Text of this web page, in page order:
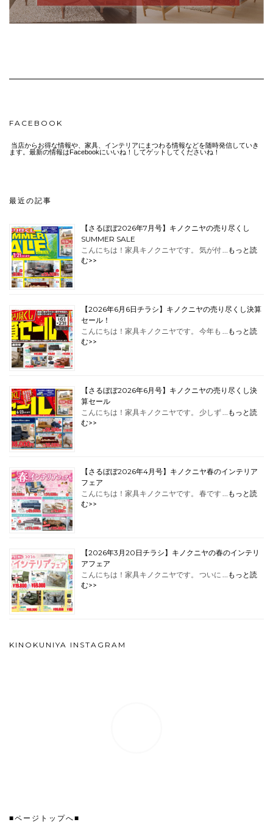
FACEBOOK
当店からお得な情報や、家具、インテリアにまつわる情報などを随時発信していき
ます。最新の情報はFacebookにいいね！してゲットしてくださいね！
最近の記事
【さるぼぼ2026年7月号】キノクニヤの売り尽くし
SUMMER SALE
こんにちは！家具キノクニヤです。 気が付 …
もっと読
む>>
【2026年6月6日チラシ】キノクニヤの売り尽くし決算
セール！
こんにちは！家具キノクニヤです。 今年も …
もっと読
む>>
【さるぼぼ2026年6月号】キノクニヤの売り尽くし決
算セール
こんにちは！家具キノクニヤです。 少しず …
もっと読
む>>
【さるぼぼ2026年4月号】キノクニヤ春のインテリア
フェア
こんにちは！家具キノクニヤです。 春です …
もっと読
む>>
【2026年3月20日チラシ】キノクニヤの春のインテリ
アフェア
こんにちは！家具キノクニヤです。 ついに …
もっと読
む>>
KINOKUNIYA INSTAGRAM
■ページトップへ■